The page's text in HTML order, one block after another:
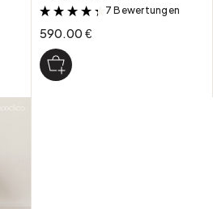
&
7 Bewertungen
590.00 €